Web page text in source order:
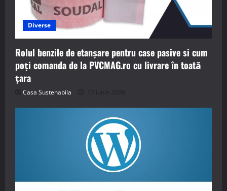
Diverse
Rolul benzile de etanșare pentru case pasive si cum
poți comanda de la PVCMAG.ro cu livrare în toată
țara
Casa Sustenabila 17 iunie 2026